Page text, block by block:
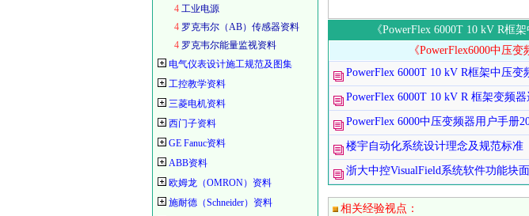
4 工业电源
4 罗克韦尔（AB）传感器资料
4 罗克韦尔能量监视资料
电气仪表设计施工规范及图集
工控教学资料
三菱电机资料
西门子资料
GE Fanuc资料
ABB资料
欧姆龙（OMRON）资料
施耐德（Schneider）资料
《PowerFlex 6000T 10 kV R框
《PowerFlex6000中压变
PowerFlex 6000T 10 kV R框架中压
PowerFlex 6000T 10 kV R 框架变频
PowerFlex 6000中压变频器用户手册
楼宇自动化系统设计理念及规范标准
浙大中控VisualField系统软件功能块
相关经验视点：